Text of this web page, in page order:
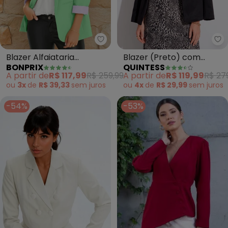
bonprix - Blazer Alfaiataria
Blazer Alfaiataria
Alongado (Verde Água)
BONPRIX
A partir deR$ 117,99R$ 259,99
ou 3x de R$ 39,33 sem juros
Blazer (Preto) com
Corrente e Bolsos
QUINTESS
A partir deR$ 119,99R$
ou 4x de R$ 29,99 sem juros
-54% -53%